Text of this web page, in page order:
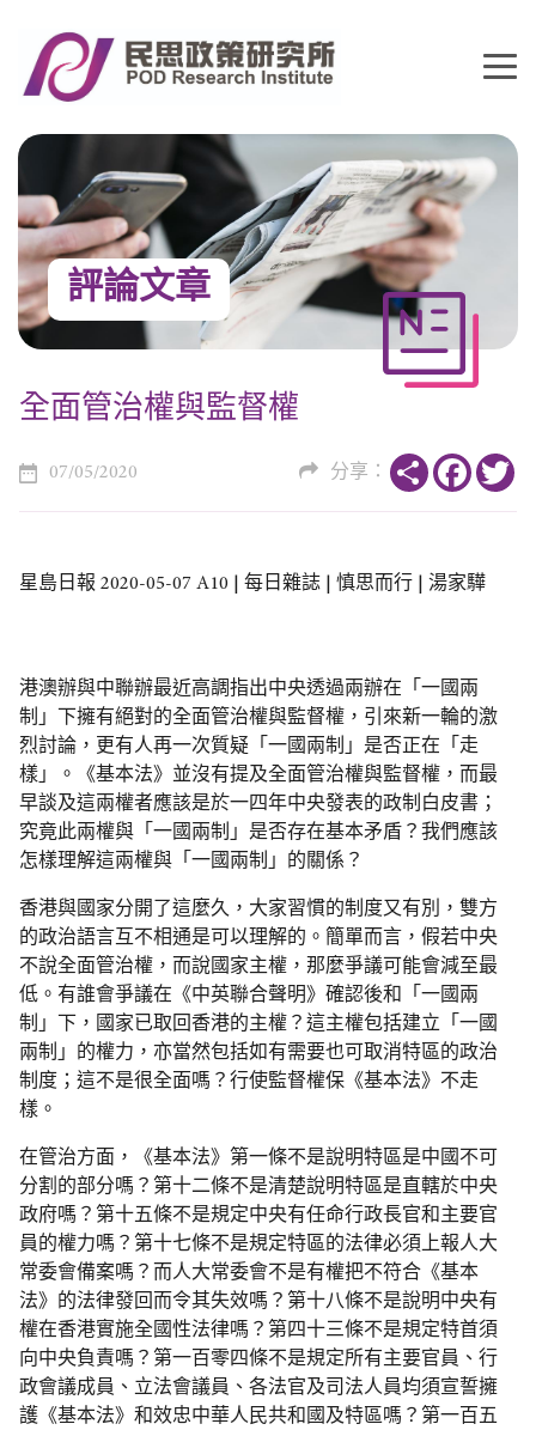
評論文章
全面管治權與監督權
07/05/2020 分享： Share
星島日報 2020-05-07 A10 | 每日雜誌 | 慎思而行 | 湯家驊
港澳辦與中聯辦最近高調指出中央透過兩辦在「一國兩
制」下擁有絕對的全面管治權與監督權，引來新一輪的激
烈討論，更有人再一次質疑「一國兩制」是否正在「走
樣」。《基本法》並沒有提及全面管治權與監督權，而最
早談及這兩權者應該是於一四年中央發表的政制白皮書；
究竟此兩權與「一國兩制」是否存在基本矛盾？我們應該
怎樣理解這兩權與「一國兩制」的關係？
香港與國家分開了這麼久，大家習慣的制度又有別，雙方
的政治語言互不相通是可以理解的。簡單而言，假若中央
不說全面管治權，而說國家主權，那麼爭議可能會減至最
低。有誰會爭議在《中英聯合聲明》確認後和「一國兩
制」下，國家已取回香港的主權？這主權包括建立「一國
兩制」的權力，亦當然包括如有需要也可取消特區的政治
制度；這不是很全面嗎？行使監督權保《基本法》不走
樣。
在管治方面，《基本法》第一條不是說明特區是中國不可
分割的部分嗎？第十二條不是清楚說明特區是直轄於中央
政府嗎？第十五條不是規定中央有任命行政長官和主要官
員的權力嗎？第十七條不是規定特區的法律必須上報人大
常委會備案嗎？而人大常委會不是有權把不符合《基本
法》的法律發回而令其失效嗎？第十八條不是說明中央有
權在香港實施全國性法律嗎？第四十三條不是規定特首須
向中央負責嗎？第一百零四條不是規定所有主要官員、行
政會議成員、立法會議員、各法官及司法人員均須宣誓擁
護《基本法》和效忠中華人民共和國及特區嗎？第一百五